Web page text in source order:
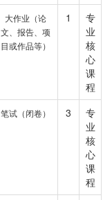
大作业（论
文、报告、项
目或作品等）
1
专
业
核
心
课
程
笔试（闭卷） 3
专
业
核
心
课
程